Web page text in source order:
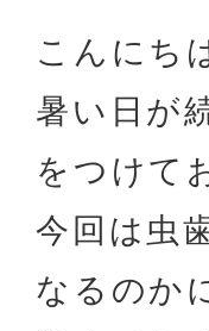
こんにち
暑い日が
をつけて
今回は虫
なるのか